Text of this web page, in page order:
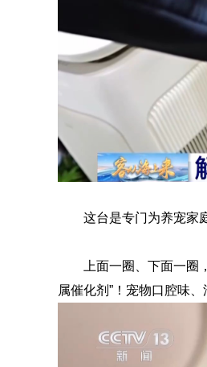
这台是专门为养宠家
上面一圈、下面一
属催化剂”！宠物口腔味